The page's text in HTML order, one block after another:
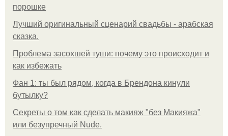
порошке
Лучший оригинальный сценарий свадьбы - арабская
сказка.
Проблема засохшей туши: почему это происходит и
как избежать
Фан 1: ты был рядом, когда в Брендона кинули
бутылку?
Секреты о том как сделать макияж "без Макияжа"
или безупречный Nude.